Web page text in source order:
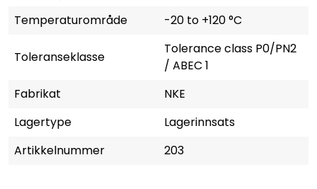
Temperaturområde
-20 to +120 °C
Toleranseklasse
Tolerance class P0/PN2
/ ABEC 1
Fabrikat
NKE
Lagertype
Lagerinnsats
Artikkelnummer
203